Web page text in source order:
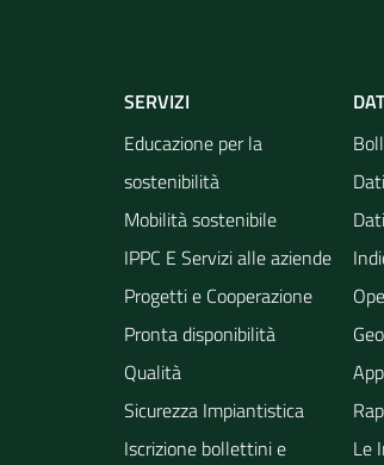
SERVIZI
Educazione per la
sostenibilità
Mobilità sostenibile
IPPC E Servizi alle aziende
Progetti e Cooperazione
Pronta disponibilità
Qualità
Sicurezza Impiantistica
Iscrizione bollettini e
Le